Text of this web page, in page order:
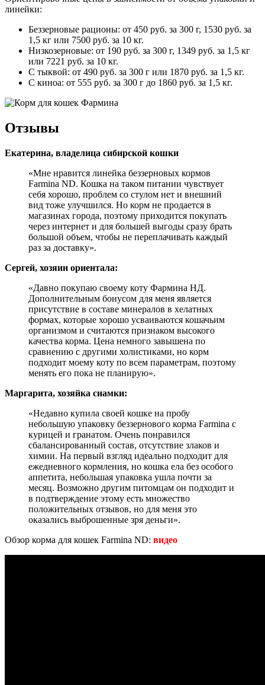
линейки:
Беззерновые рационы: от 450 руб. за 300 г, 1530 руб. за
1,5 кг или 7500 руб. за 10 кг.
Низкозерновые: от 190 руб. за 300 г, 1349 руб. за 1,5 кг
или 7221 руб. за 10 кг.
С тыквой: от 490 руб. за 300 г или 1870 руб. за 1,5 кг.
С киноа: от 555 руб. за 300 г до 1860 руб. за 1,5 кг.
Отзывы
Екатерина, владелица сибирской кошки
«Мне нравится линейка беззерновых кормов
Farmina ND. Кошка на таком питании чувствует
себя хорошо, проблем со стулом нет и внешний
вид тоже улучшился. Но корм не продается в
магазинах города, поэтому приходится покупать
через интернет и для большей выгоды сразу брать
большой объем, чтобы не переплачивать каждый
раз за доставку».
Сергей, хозяин ориентала:
«Давно покупаю своему коту Фармина НД.
Дополнительным бонусом для меня является
присутствие в составе минералов в хелатных
формах, которые хорошо усваиваются кошачьим
организмом и считаются признаком высокого
качества корма. Цена немного завышена по
сравнению с другими холистиками, но корм
подходит моему коту по всем параметрам, поэтому
менять его пока не планирую».
Маргарита, хозяйка сиамки:
«Недавно купила своей кошке на пробу
небольшую упаковку беззернового корма Farmina c
курицей и гранатом. Очень понравился
сбалансированный состав, отсутствие злаков и
химии. На первый взгляд идеально подходит для
ежедневного кормления, но кошка ела без особого
аппетита, небольшая упаковка ушла почти за
месяц. Возможно другим питомцам он подходит и
в подтверждение этому есть множество
положительных отзывов, но для меня это
оказались выброшенные зря деньги».
Обзор корма для кошек Farmina ND: видео